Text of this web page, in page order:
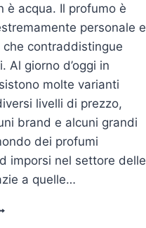
è acqua. Il profumo è
personale e
contraddistingue
Al giorno d’oggi in
molte varianti
livelli di prezzo,
brand e alcuni grandi
dei profumi
imporsi nel settore delle
a quelle…